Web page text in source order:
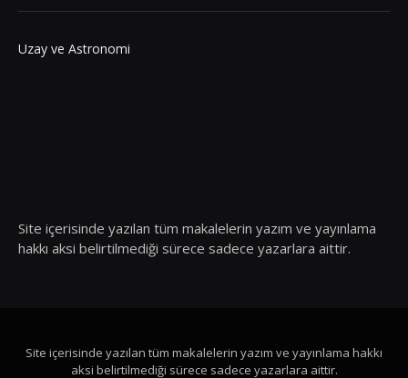
Uzay ve Astronomi
Site içerisinde yazılan tüm makalelerin yazım ve yayınlama
hakkı aksi belirtilmediği sürece sadece yazarlara aittir.
Site içerisinde yazılan tüm makalelerin yazım ve yayınlama hakkı
aksi belirtilmediği sürece sadece yazarlara aittir.